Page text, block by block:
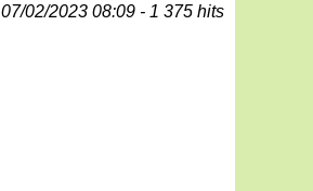
07/02/2023 08:09 - 1 375 hits